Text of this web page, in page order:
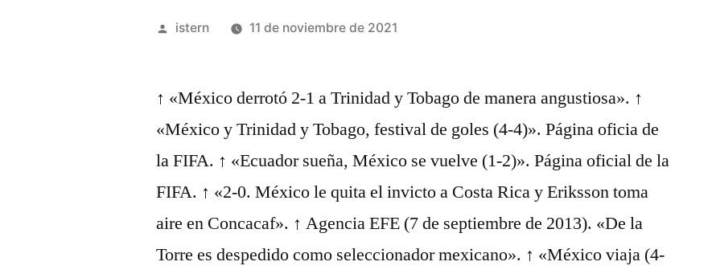
Publicado
istern 11 de noviembre de 2021
↑ «México derrotó 2-1 a Trinidad y Tobago de manera angustiosa». ↑
«México y Trinidad y Tobago, festival de goles (4-4)». Página oficia de
la FIFA. ↑ «Ecuador sueña, México se vuelve (1-2)». Página oficial de la
FIFA. ↑ «2-0. México le quita el invicto a Costa Rica y Eriksson toma
aire en Concacaf». ↑ Agencia EFE (7 de septiembre de 2013). «De la
Torre es despedido como seleccionador mexicano». ↑ «México viaja (4-